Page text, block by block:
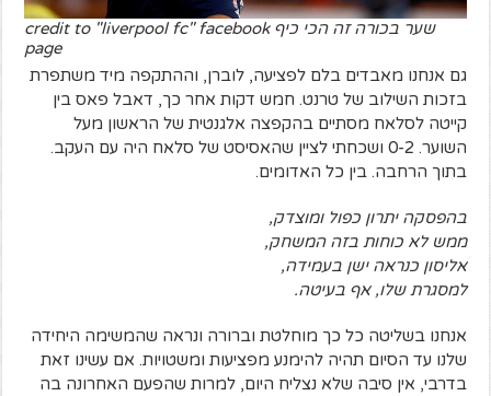
שער בכורה זה הכי כיף credit to "liverpool fc" facebook
page
גם אנחנו מאבדים בלם לפציעה, לוברן, וההתקפה מיד משתפרת
בזכות השילוב של טרנט. חמש דקות אחר כך, דאבל פאס בין
קייטה לסלאח מסתיים בהקפצה אלגנטית של הראשון מעל
השוער. 0-2 ושכחתי לציין שהאסיסט של סלאח היה עם העקב.
בתוך הרחבה. בין כל האדומים.
בהפסקה יתרון כפול ומוצדק,
ממש לא כוחות בזה המשחק,
אליסון כנראה ישן בעמידה,
למסגרת שלו, אף בעיטה.
אנחנו בשליטה כל כך מוחלטת וברורה ונראה שהמשימה היחידה
שלנו עד הסיום תהיה להימנע מפציעות ומשטויות. אם עשינו זאת
בדרבי, אין סיבה שלא נצליח היום, למרות שהפעם האחרונה בה